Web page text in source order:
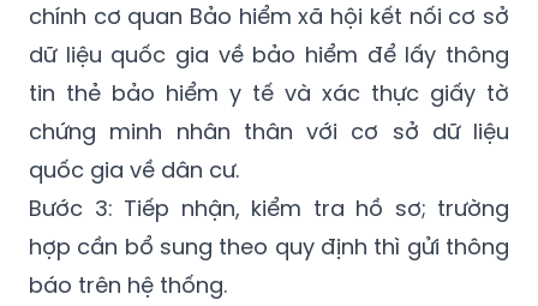
chính cơ quan Bảo hiểm xã hội kết nối cơ sở
dữ liệu quốc gia về bảo hiểm để lấy thông
tin thẻ bảo hiểm y tế và xác thực giấy tờ
chứng minh nhân thân với cơ sở dữ liệu
quốc gia về dân cư.
Bước 3: Tiếp nhận, kiểm tra hồ sơ; trường
hợp cần bổ sung theo quy định thì gửi thông
báo trên hệ thống.